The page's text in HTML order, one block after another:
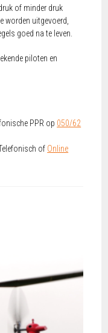
of minder druk
worden uitgevoerd,
goed na te leven.
piloten en
PPR op 050/62
of Online